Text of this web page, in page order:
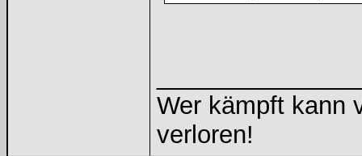
Wer kämpft kann
verloren!